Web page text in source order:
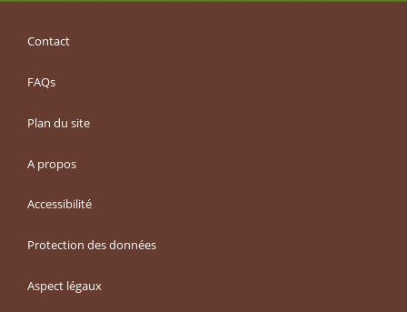
Contact
FAQs
Plan du site
A propos
Accessibilité
Protection des données
Aspect légaux